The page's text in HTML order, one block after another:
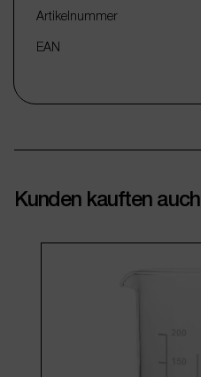
Artikelnummer
EAN
Kunden kauften auch